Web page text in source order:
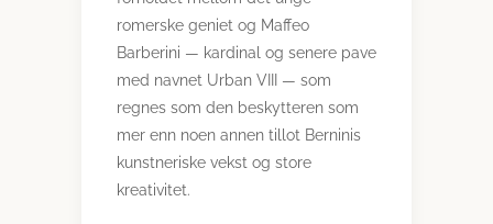
romerske geniet og Maffeo
Barberini — kardinal og senere pave
med navnet Urban VIII — som
regnes som den beskytteren som
mer enn noen annen tillot Berninis
kunstneriske vekst og store
kreativitet.